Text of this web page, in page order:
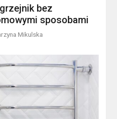
bez
sposobami
Mikulska